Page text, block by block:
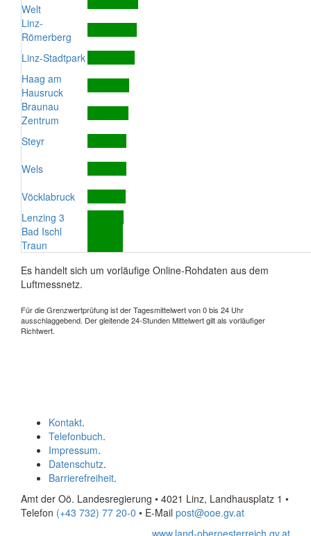
Welt
Linz-
Römerberg
Linz-Stadtpark
Haag am
Hausruck
Braunau
Zentrum
Steyr
Wels
Vöcklabruck
Lenzing 3
Bad Ischl
Traun
Es handelt sich um vorläufige Online-Rohdaten aus dem
Luftmessnetz.
Für die Grenzwertprüfung ist der Tagesmittelwert von 0 bis 24 Uhr
ausschlaggebend. Der gleitende 24-Stunden Mittelwert gilt als vorläufiger
Richtwert.
Kontakt.
Telefonbuch.
Impressum.
Datenschutz.
Barrierefreiheit.
Amt der Oö. Landesregierung • 4021 Linz, Landhausplatz 1 •
Telefon (+43 732) 77 20-0 • E-Mail post@ooe.gv.at
www.land-oberoesterreich.gv.at